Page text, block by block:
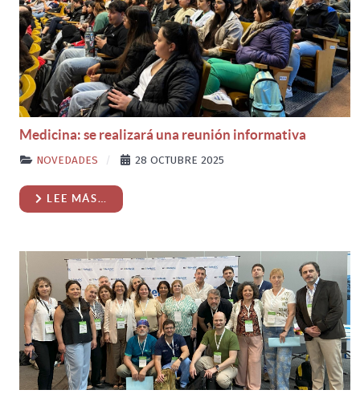
Medicina: se realizará una reunión informativa
NOVEDADES 28 OCTUBRE 2025
LEE MÁS…